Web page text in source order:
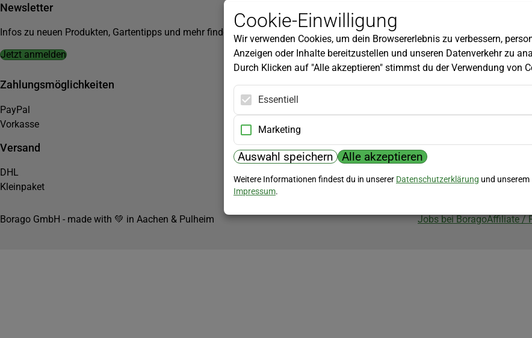
Newsletter
Infos zu neuen Produkten, Gartentipps und mehr findest du in unserem Newsletter!
Jetzt anmelden
Kundenservice
Widerrufsbelehrung
Versandkosten
Zahlungsmöglichkeiten
PayPal
Vorkasse
Versand
DHL
Kleinpaket
Biozertifizierung
Borago ist biozertifiziert im
Borago GmbH - made with 💚 in Aachen & Pulheim Jobs bei BoragoAffiliate /
Cookie-Einwilligung
Wir verwenden Cookies, um dein Browsererlebnis zu verbessern,
Anzeigen oder Inhalte bereitzustellen und unseren Datenverkehr zu
Durch Klicken auf "Alle akzeptieren" stimmst du der Verwendung von
Essentiell
Marketing
Auswahl speichern Alle akzeptieren
Weitere Informationen findest du in unserer Datenschutzerklärung und unserem
Impressum.